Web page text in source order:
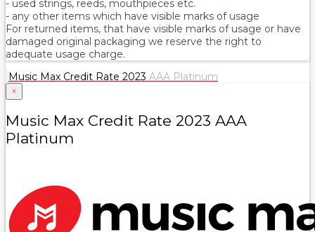
- used strings, reeds, mouthpieces etc.
- any other items which have visible marks of usage
For returned items, that have visible marks of usage or have
damaged original packaging we reserve the right to
adequate usage charge.
Music Max Credit Rate 2023 AAA Platinum
×
Music Max Credit Rate 2023 AAA
Platinum